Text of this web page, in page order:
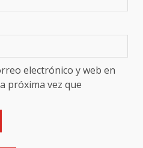
electrónico y web en
próxima vez que